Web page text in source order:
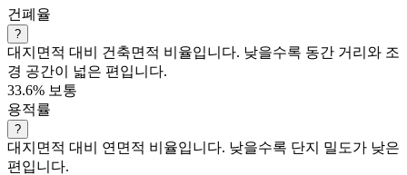
건폐율
?
대지면적 대비 건축면적 비율입니다. 낮을수록 동간 거리와 조
경 공간이 넓은 편입니다.
33.6% 보통
용적률
?
대지면적 대비 연면적 비율입니다. 낮을수록 단지 밀도가 낮은
편입니다.